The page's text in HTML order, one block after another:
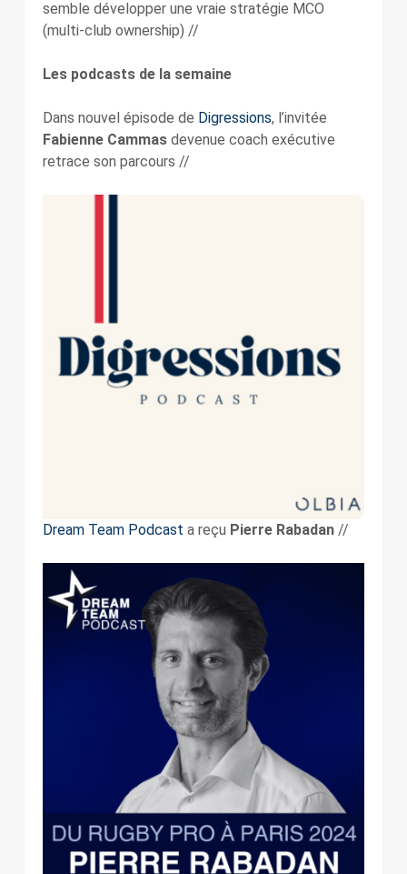
semble développer une vraie stratégie MCO
(multi-club ownership) //
Les podcasts de la semaine
Dans nouvel épisode de Digressions, l’invitée
Fabienne Cammasdevenue coach exécutive
retrace son parcours //
Dream Team Podcast a reçu Pierre Rabadan//